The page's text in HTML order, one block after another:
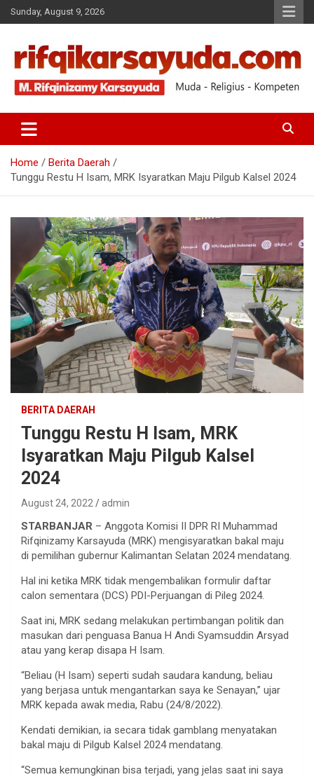
Sunday, August 9, 2026
RIFQI KARSAYUDA
Home
Berita Daerah
Tunggu Restu H Isam, MRK Isyaratkan Maju Pilgub Kalsel 2024
BERITA DAERAH
Tunggu Restu H Isam, MRK
Isyaratkan Maju Pilgub Kalsel
2024
August 24, 2022 admin
STARBANJAR – Anggota Komisi II DPR RI Muhammad
Rifqinizamy Karsayuda (MRK) mengisyaratkan bakal maju
di pemilihan gubernur Kalimantan Selatan 2024 mendatang.
Hal ini ketika MRK tidak mengembalikan formulir daftar
calon sementara (DCS) PDI-Perjuangan di Pileg 2024.
Saat ini, MRK sedang melakukan pertimbangan politik dan
masukan dari penguasa Banua H Andi Syamsuddin Arsyad
atau yang kerap disapa H Isam.
“Beliau (H Isam) seperti sudah saudara kandung, beliau
yang berjasa untuk mengantarkan saya ke Senayan,” ujar
MRK kepada awak media, Rabu (24/8/2022).
Kendati demikian, ia secara tidak gamblang menyatakan
bakal maju di Pilgub Kalsel 2024 mendatang.
“Semua kemungkinan bisa terjadi, yang jelas saat ini saya